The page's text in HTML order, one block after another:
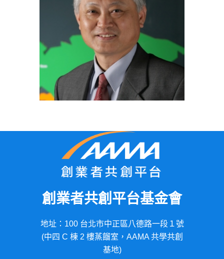
創業者共創平台基金會
地址：100 台北市中正區八德路一段１號
(中四 C 棟 2 樓蒸餾室，AAMA 共學共創
基地)